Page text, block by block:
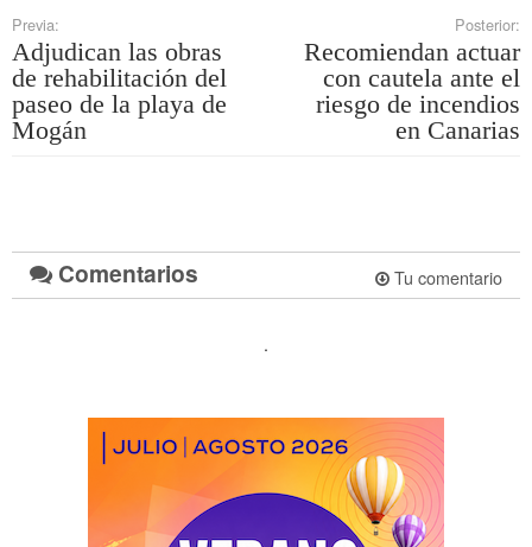
Previa:
Adjudican las obras
de rehabilitación del
paseo de la playa de
Mogán
Posterior:
Recomiendan actuar
con cautela ante el
riesgo de incendios
en Canarias
Comentarios Tu comentario
.